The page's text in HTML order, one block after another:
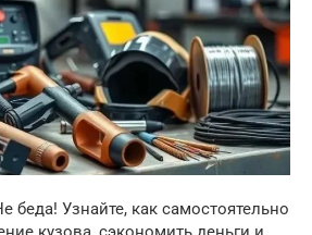
беда! Узнайте, как самостоятельно